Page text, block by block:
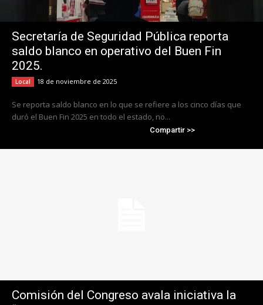
Secretaría de Seguridad Pública reporta
saldo blanco en operativo del Buen Fin
2025.
Local 18 de noviembre de 2025
Se reporta saldo blanco en lo que se refiere a los cinco días que
duró el Buen Fin 2025 en todo el estado, no...
Compartir >>
Comisión del Congreso avala iniciativa la